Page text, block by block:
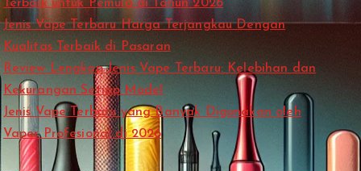
Terbaik untuk Pemula di Tahun 2026
Jenis Vape Terbaru Harga Terjangkau Dengan
Kualitas Terbaik di Pasaran
Review Lengkap Jenis Vape Terbaru: Kelebihan dan
Kekurangan Setiap Model
Jenis Vape Terbaru yang Banyak Digunakan oleh
Vaper Profesional di 2026